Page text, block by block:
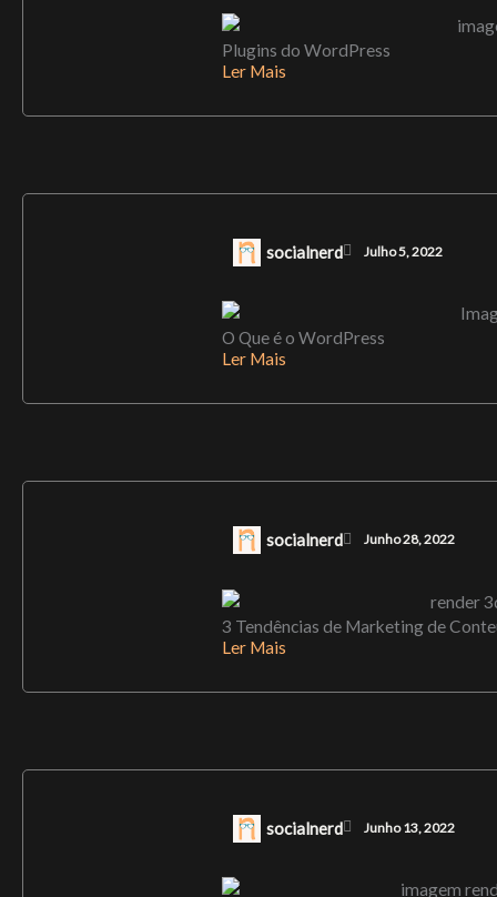
Plugins do WordPress
Ler Mais
socialnerd Julho 5, 2022
O Que é o WordPress
Ler Mais
socialnerd Junho 28, 2022
3 Tendências de Marketing de
Ler Mais
socialnerd Junho 13, 2022